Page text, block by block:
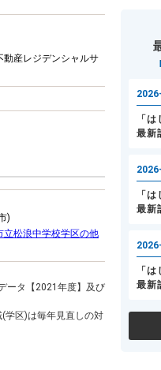
動産レジデンシャルサ
)
立松浪中学校学区の他
ータ【2021年度】及び
学区)は毎年見直しの対